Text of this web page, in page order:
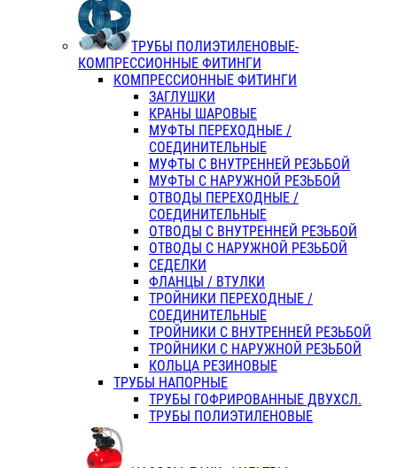
ТРУБЫ ПОЛИЭТИЛЕНОВЫЕ-
КОМПРЕССИОННЫЕ ФИТИНГИ
КОМПРЕССИОННЫЕ ФИТИНГИ
ЗАГЛУШКИ
КРАНЫ ШАРОВЫЕ
МУФТЫ ПЕРЕХОДНЫЕ /
СОЕДИНИТЕЛЬНЫЕ
МУФТЫ С ВНУТРЕННЕЙ РЕЗЬБОЙ
МУФТЫ С НАРУЖНОЙ РЕЗЬБОЙ
ОТВОДЫ ПЕРЕХОДНЫЕ /
СОЕДИНИТЕЛЬНЫЕ
ОТВОДЫ С ВНУТРЕННЕЙ РЕЗЬБОЙ
ОТВОДЫ С НАРУЖНОЙ РЕЗЬБОЙ
СЕДЕЛКИ
ФЛАНЦЫ / ВТУЛКИ
ТРОЙНИКИ ПЕРЕХОДНЫЕ /
СОЕДИНИТЕЛЬНЫЕ
ТРОЙНИКИ С ВНУТРЕННЕЙ РЕЗЬБОЙ
ТРОЙНИКИ С НАРУЖНОЙ РЕЗЬБОЙ
КОЛЬЦА РЕЗИНОВЫЕ
ТРУБЫ НАПОРНЫЕ
ТРУБЫ ГОФРИРОВАННЫЕ ДВУХСЛ.
ТРУБЫ ПОЛИЭТИЛЕНОВЫЕ